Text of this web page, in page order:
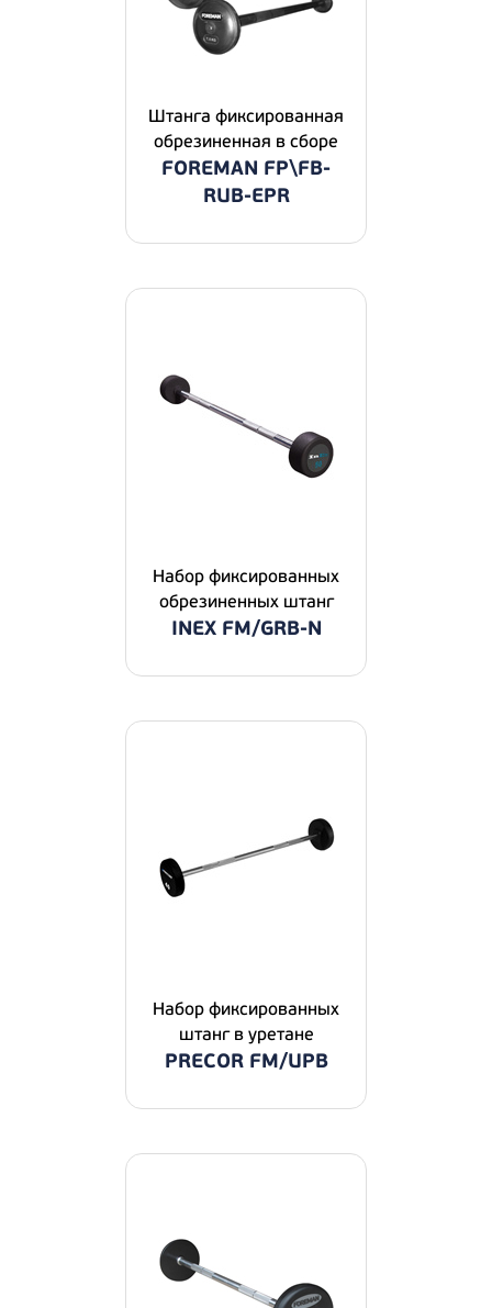
Штанга фиксированная
обрезиненная в сборе
FOREMAN FP\FB-
RUB-EPR
Набор фиксированных
обрезиненных штанг
INEX FM/GRB-N
Набор фиксированных
штанг в уретане
PRECOR FM/UPB